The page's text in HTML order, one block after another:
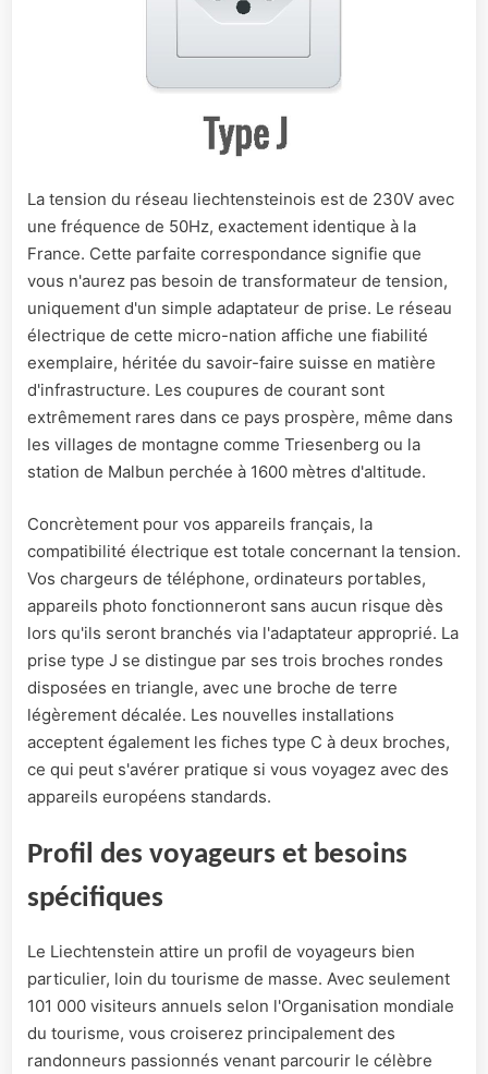
La tension du réseau liechtensteinois est de 230V avec
une fréquence de 50Hz, exactement identique à la
France. Cette parfaite correspondance signifie que
vous n'aurez pas besoin de transformateur de tension,
uniquement d'un simple adaptateur de prise. Le réseau
électrique de cette micro-nation affiche une fiabilité
exemplaire, héritée du savoir-faire suisse en matière
d'infrastructure. Les coupures de courant sont
extrêmement rares dans ce pays prospère, même dans
les villages de montagne comme Triesenberg ou la
station de Malbun perchée à 1600 mètres d'altitude.
Concrètement pour vos appareils français, la
compatibilité électrique est totale concernant la tension.
Vos chargeurs de téléphone, ordinateurs portables,
appareils photo fonctionneront sans aucun risque dès
lors qu'ils seront branchés via l'adaptateur approprié. La
prise type J se distingue par ses trois broches rondes
disposées en triangle, avec une broche de terre
légèrement décalée. Les nouvelles installations
acceptent également les fiches type C à deux broches,
ce qui peut s'avérer pratique si vous voyagez avec des
appareils européens standards.
Profil des voyageurs et besoins
spécifiques
Le Liechtenstein attire un profil de voyageurs bien
particulier, loin du tourisme de masse. Avec seulement
101 000 visiteurs annuels selon l'Organisation mondiale
du tourisme, vous croiserez principalement des
randonneurs passionnés venant parcourir le célèbre